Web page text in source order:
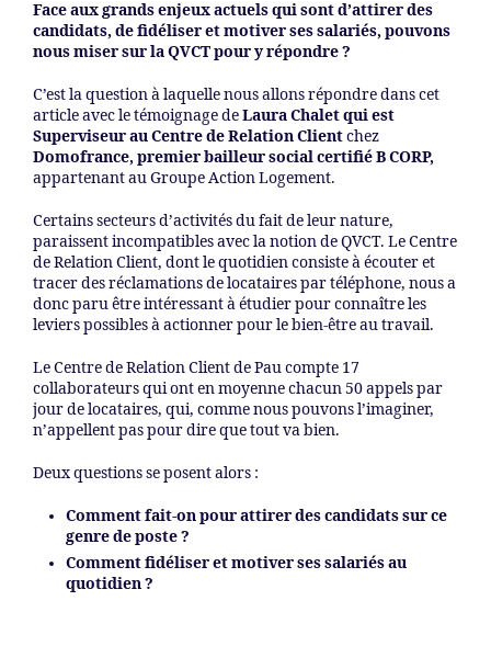
Face aux grands enjeux actuels qui sont d’attirer des
candidats, de fidéliser et motiver ses salariés, pouvons
nous miser sur la QVCT pour y répondre ?
C’est la question à laquelle nous allons répondre dans cet
article avec le témoignage deLaura Chalet qui est
Superviseur au Centre de Relation Clientchez
Domofrance, premier bailleur social certifié B CORP,
appartenant au Groupe Action Logement.
Certains secteurs d’activités du fait de leur nature,
paraissent incompatibles avec la notion de QVCT. Le Centre
de Relation Client, dont le quotidien consiste à écouter et
tracer des réclamations de locataires par téléphone, nous a
donc paru être intéressant à étudier pour connaître les
leviers possibles à actionner pour le bien-être au travail.
Le Centre de Relation Client de Pau compte 17
collaborateurs qui ont en moyenne chacun 50 appels par
jour de locataires, qui, comme nous pouvons l’imaginer,
n’appellent pas pour dire que tout va bien.
Deux questions se posent alors :
Comment fait-on pour attirer des candidats sur ce
genre de poste ?
Comment fidéliser et motiver ses salariés au
quotidien ?